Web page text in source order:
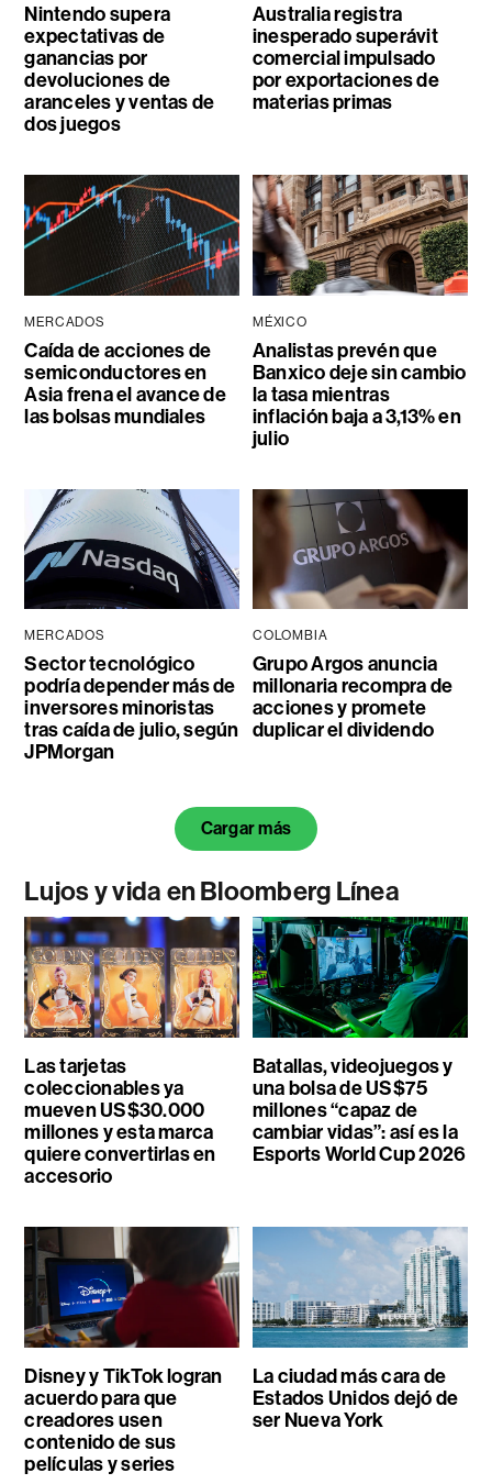
Nintendo supera
expectativas de
ganancias por
devoluciones de
aranceles y ventas de
dos juegos
Australia registra
inesperado superávit
comercial impulsado
por exportaciones de
materias primas
MERCADOS
Caída de acciones de
semiconductores en
Asia frena el avance de
las bolsas mundiales
MÉXICO
Analistas prevén que
Banxico deje sin cambio
la tasa mientras
inflación baja a 3,13% en
julio
MERCADOS
Sector tecnológico
podría depender más de
inversores minoristas
tras caída de julio, según
JPMorgan
COLOMBIA
Grupo Argos anuncia
millonaria recompra de
acciones y promete
duplicar el dividendo
Cargar más
Lujos y vida en Bloomberg Línea
Las tarjetas
coleccionables ya
mueven US$30.000
millones y esta marca
quiere convertirlas en
accesorio
Batallas, videojuegos y
una bolsa de US$75
millones “capaz de
cambiar vidas”: así es la
Esports World Cup 2026
Disney y TikTok logran
acuerdo para que
creadores usen
contenido de sus
películas y series
La ciudad más cara de
Estados Unidos dejó de
ser Nueva York